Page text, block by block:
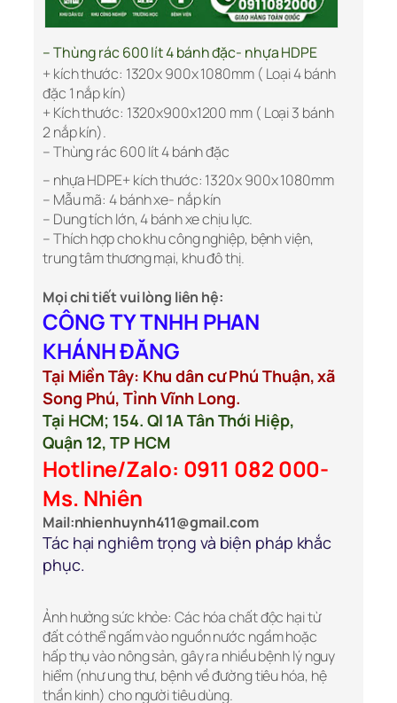
–Thùng rác 600 lít 4 bánh đặc- nhựa HDPE
+ kích thước: 1320x 900x 1080mm ( Loại 4 bánh
đặc 1 nắp kín)
+ Kích thước: 1320x900x1200 mm ( Loại 3 bánh
2 nắp kín).
– Thùng rác 600 lít 4 bánh đặc
– nhựa HDPE+ kích thước: 1320x 900x 1080mm
– Mẫu mã: 4 bánh xe- nắp kín
– Dung tích lớn, 4 bánh xe chịu lực.
– Thích hợp cho khu công nghiệp, bệnh viện,
trung tâm thương mại, khu đô thị.
Mọi chi tiết vui lòng liên hệ:
CÔNG TY TNHH PHAN
KHÁNH ĐĂNG
Tại Miền Tây: Khu dân cư Phú Thuận, xã
Song Phú, Tỉnh Vĩnh Long.
Tại HCM; 154. Ql 1A Tân Thới Hiệp,
Quận 12, TP HCM
Hotline/Zalo: 0911 082 000-
Ms. Nhiên
Mail:nhienhuynh411@gmail.com
Tác hại nghiêm trọng và biện pháp khắc
phục.
Ảnh hưởng sức khỏe: Các hóa chất độc hại từ
đất có thể ngấm vào nguồn nước ngầm hoặc
hấp thụ vào nông sản, gây ra nhiều bệnh lý nguy
hiểm (như ung thư, bệnh về đường tiêu hóa, hệ
thần kinh) cho người tiêu dùng.